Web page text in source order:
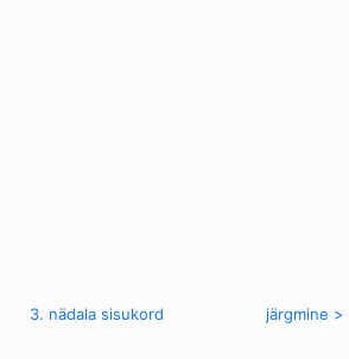
3. nädala sisukord järgmine >